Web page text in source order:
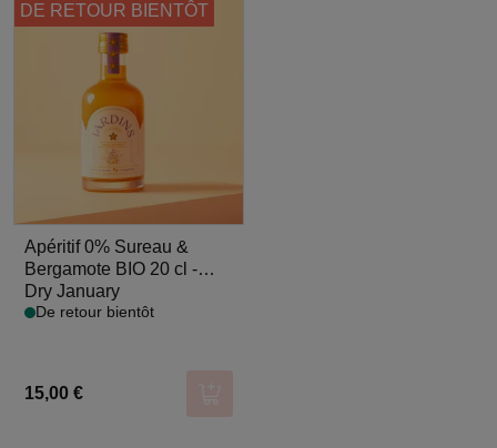
DE RETOUR BIENTÔT
Apéritif 0% Sureau &
Bergamote BIO 20 cl -
Jardins
Dry January
De retour bientôt
15,00 €